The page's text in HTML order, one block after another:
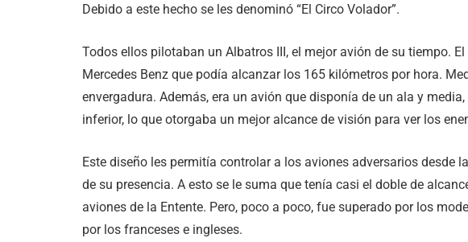
Debido a este hecho se les denominó “El Circo Volador”.
Todos ellos pilotaban un Albatros III, el mejor avión de su tiempo.
Mercedes Benz que podía alcanzar los 165 kilómetros por hora.
envergadura. Además, era un avión que disponía de un ala y
inferior, lo que otorgaba un mejor alcance de visión para ver los
Este diseño les permitía controlar a los aviones adversarios desde
de su presencia. A esto se le suma que tenía casi el doble de
aviones de la Entente. Pero, poco a poco, fue superado por los
por los franceses e ingleses.